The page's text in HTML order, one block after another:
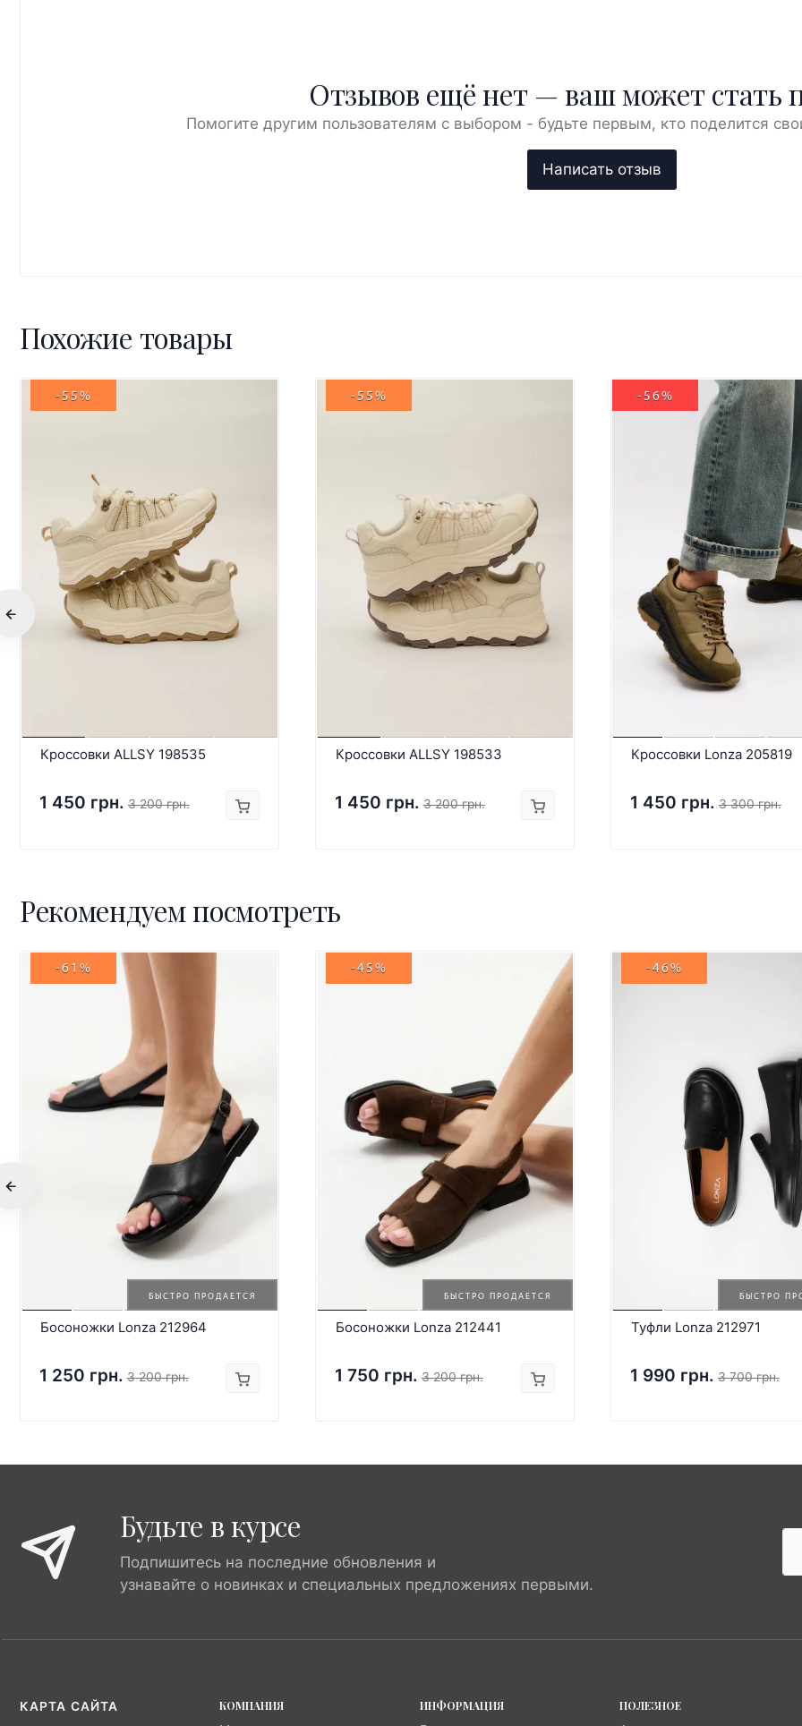
Отзывов ещё нет — ваш может стать
Помогите другим пользователям с выбором - будьте первым, кто поделится
Похожие товары
-55%
Кроссовки ALLSY 198535
1 450 грн. 3 200 грн.
-55%
Кроссовки ALLSY 198533
1 450 грн. 3 200 грн.
-56%
Кроссовки Lonza 205819
1 450 грн. 3 300 грн.
Рекомендуем посмотреть
БЫСТРО ПРОДАЕТСЯ
-61%
Босоножки Lonza 212964
1 250 грн. 3 200 грн.
БЫСТРО ПРОДАЕТСЯ
-45%
Босоножки Lonza 212441
1 750 грн. 3 200 грн.
БЫСТРО
-46%
Туфли Lonza 212971
1 990 грн. 3 700 грн.
Будьте в курсе
Подпишитесь на последние обновления и
узнавайте о новинках и специальных предложениях первыми.
КАРТА САЙТА
КОМПАНИЯ
ИНФОРМАЦИЯ
ПОЛЕЗНОЕ